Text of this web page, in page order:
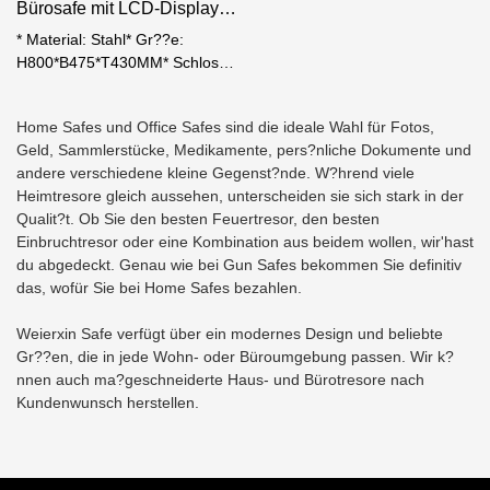
Home Safes und Office Safes sind die ideale Wahl für Fotos,
Geld, Sammlerstücke, Medikamente, pers?nliche Dokumente und
andere verschiedene kleine Gegenst?nde. W?hrend viele
Heimtresore gleich aussehen, unterscheiden sie sich stark in der
Qualit?t. Ob Sie den besten Feuertresor, den besten
Einbruchtresor oder eine Kombination aus beidem wollen, wir'hast
du abgedeckt. Genau wie bei Gun Safes bekommen Sie definitiv
das, wofür Sie bei Home Safes bezahlen.
Weierxin Safe verfügt über ein modernes Design und beliebte
Gr??en, die in jede Wohn- oder Büroumgebung passen. Wir k?
nnen auch ma?geschneiderte Haus- und Bürotresore nach
Kundenwunsch herstellen.
AA-Batterien
Bürosafe mit LCD-Display
LS-800-D
* Material: Stahl* Gr??e:
H800*B475*T430MM* Schloss:
mm, K?rper 4 mm* 30 mm
massiver Stahlbolzen*
Verstellbares Glasregal im
Inneren* Rote Taste zum
überarbeiten des Passworts* 4
AA-Batterien